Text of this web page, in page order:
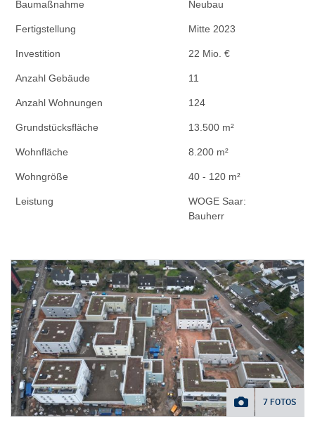
Baumaßnahme Neubau
Fertigstellung Mitte 2023
Investition 22 Mio. €
Anzahl Gebäude 11
Anzahl Wohnungen 124
Grundstücksfläche 13.500 m²
Wohnfläche 8.200 m²
Wohngröße 40 - 120 m²
Leistung
WOGE Saar:
Bauherr
7 FOTOS